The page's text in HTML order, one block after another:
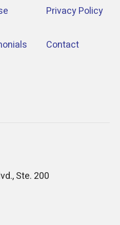
Privacy Policy
Contact
Ste. 200